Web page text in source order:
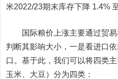
米2022/23期末库存下降 1.4%
国际粮价上涨主要通过贸易
判断其影响大小，一是看进口
口。基于此，我们可以将四类
玉米、大豆）分为四类：